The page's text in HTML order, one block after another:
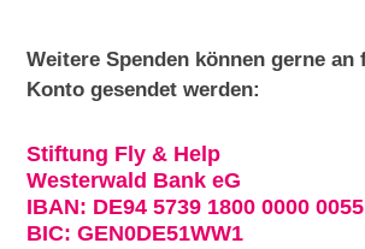
Weitere Spenden können gerne an
Konto gesendet werden:
Stiftung Fly & Help
Westerwald Bank eG
IBAN: DE94 5739 1800 0000
BIC: GEN0DE51WW1